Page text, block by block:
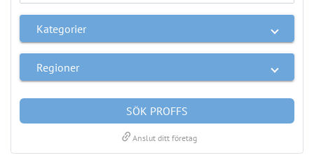
Kategorier
Regioner
SÖK PROFFS
linkAnslut ditt företag